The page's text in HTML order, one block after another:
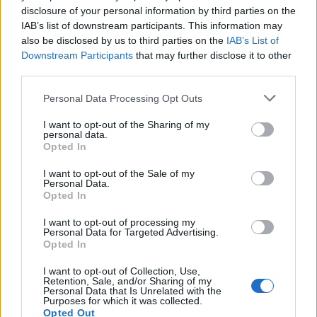
disclosure of your personal information by third parties on the
IAB’s list of downstream participants. This information may
also be disclosed by us to third parties on the IAB’s List of
Downstream Participants that may further disclose it to other
Personal Data Processing Opt Outs
I want to opt-out of the Sharing of my
personal data.
Opted In
I want to opt-out of the Sale of my
Personal Data.
Opted In
I want to opt-out of processing my
Personal Data for Targeted Advertising.
Opted In
I want to opt-out of Collection, Use,
Retention, Sale, and/or Sharing of my
Personal Data that Is Unrelated with the
Purposes for which it was collected.
Opted Out
βαθμό αδικήματος» προσθέτοντας ότι είναι
τουλάχιστον επιπόλαιο να προτρέχει κανείς στην
τόσο σημαντική υπόθεση.
Το υπερπλεόνασμα οδήγησε στο κοινωνικό
Ερωτηθείς για τα θέματα της οικονομίας το μη
τις επιχειρήσεις από το 28% έχει πέσει στο 22%. Οι
ασφαλιστικές εισφορές έχουν μειωθεί, σύμφωνα
με τη δέσμευσή μας κατά 5,4 ποσοστιαίες
μονάδες και έχουμε φτάσει στο μέσο ευρωπαϊκό
όρο». Κάνοντας αναφορά στον ΕΝΦΙΑ δήλωσε ότι
«έχει μειωθεί πέρα από αυτό που είχαμε δεσμευτεί
προεκλογικά».